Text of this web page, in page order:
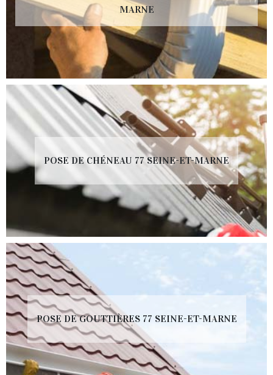
MARNE
POSE DE CHÉNEAU 77 SEINE-ET-MARNE
POSE DE GOUTTIÈRES 77 SEINE-ET-MARNE